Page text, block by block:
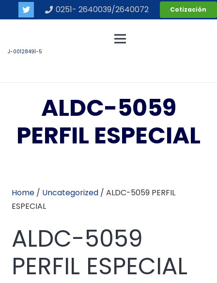
0251- 2640039/2640072 Cotización
J-00128491-5
ALDC-5059
PERFIL ESPECIAL
Home / Uncategorized / ALDC-5059 PERFIL
ESPECIAL
ALDC-5059
PERFIL ESPECIAL